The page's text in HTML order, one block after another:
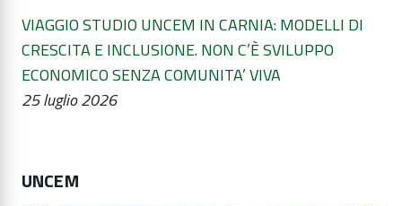
VIAGGIO STUDIO UNCEM IN CARNIA: MODELLI DI
CRESCITA E INCLUSIONE. NON C’È SVILUPPO
ECONOMICO SENZA COMUNITA’ VIVA
25 luglio 2026
UNCEM